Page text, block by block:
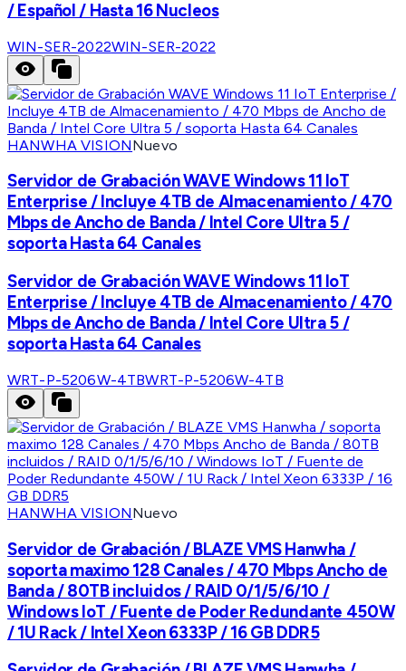
/ Español / Hasta 16 Nucleos
WIN-SER-2022WIN-SER-2022
HANWHA VISIONNuevo
Servidor de Grabación WAVE Windows 11 IoT
Enterprise / Incluye 4TB de Almacenamiento / 470
Mbps de Ancho de Banda / Intel Core Ultra 5 /
soporta Hasta 64 Canales
Servidor de Grabación WAVE Windows 11 IoT
Enterprise / Incluye 4TB de Almacenamiento / 470
Mbps de Ancho de Banda / Intel Core Ultra 5 /
soporta Hasta 64 Canales
WRT-P-5206W-4TBWRT-P-5206W-4TB
HANWHA VISIONNuevo
Servidor de Grabación / BLAZE VMS Hanwha /
soporta maximo 128 Canales / 470 Mbps Ancho de
Banda / 80TB incluidos / RAID 0/1/5/6/10 /
Windows IoT / Fuente de Poder Redundante 450W
/ 1U Rack / Intel Xeon 6333P / 16 GB DDR5